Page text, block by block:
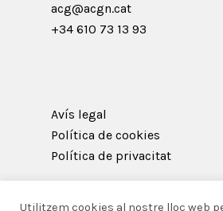
acg@acgn.cat
+34 610 73 13 93
Avís legal
Política de cookies
Política de privacitat
Utilitzem cookies al nostre lloc web